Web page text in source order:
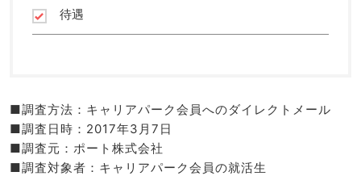
待遇
■調査方法：キャリアパーク会員へのダイレクトメール
■調査日時：2017年3月7日
■調査元：ポート株式会社
■調査対象者：キャリアパーク会員の就活生